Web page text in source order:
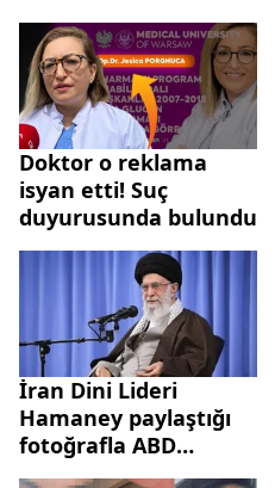
kredi faiz oranları
|Video
Doktor o reklama
isyan etti! Suç
duyurusunda bulundu
İran Dini Lideri
Hamaney paylaştığı
fotoğrafla ABD
Başkanı Trump'la